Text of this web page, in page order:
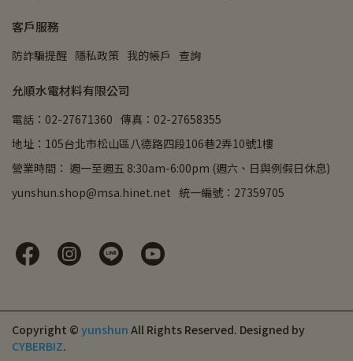
客戶服務
防詐騙提醒 隱私政策 我的帳戶 查詢
允順水電材料有限公司
電話：02-27671360 傳真：02-27658355
地址：105台北市松山區八德路四段106巷2弄10號1樓
營業時間： 週一至週五 8:30am-6:00pm (週六、日與例假日休息)
yunshun.shop@msa.hinet.net 統一編號：27359705
Copyright © yunshun All Rights Reserved. Designed by
CYBERBIZ.